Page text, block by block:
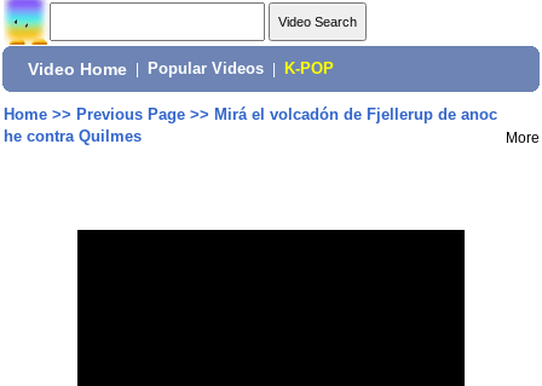
Video Home Popular Videos K-POP
Home>> Previous Page>> Mirá el volcadón de Fjellerup de anoc
he contra Quilmes
More